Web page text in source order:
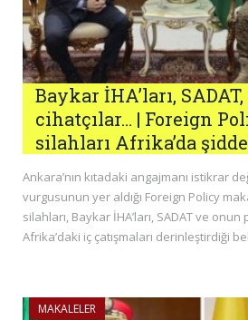
Baykar İHA’ları,
cihatçılar… | Foreign
silahları Afrika’da
Ankara’nın kıtadaki angajmanı istikrar
vurgusunun yer aldığı Foreign Policy
silahları, Baykar İHA’ları, SADAT ve onun
Afrika’daki iç çatışmaları derinleştirdiği
MAKALELER